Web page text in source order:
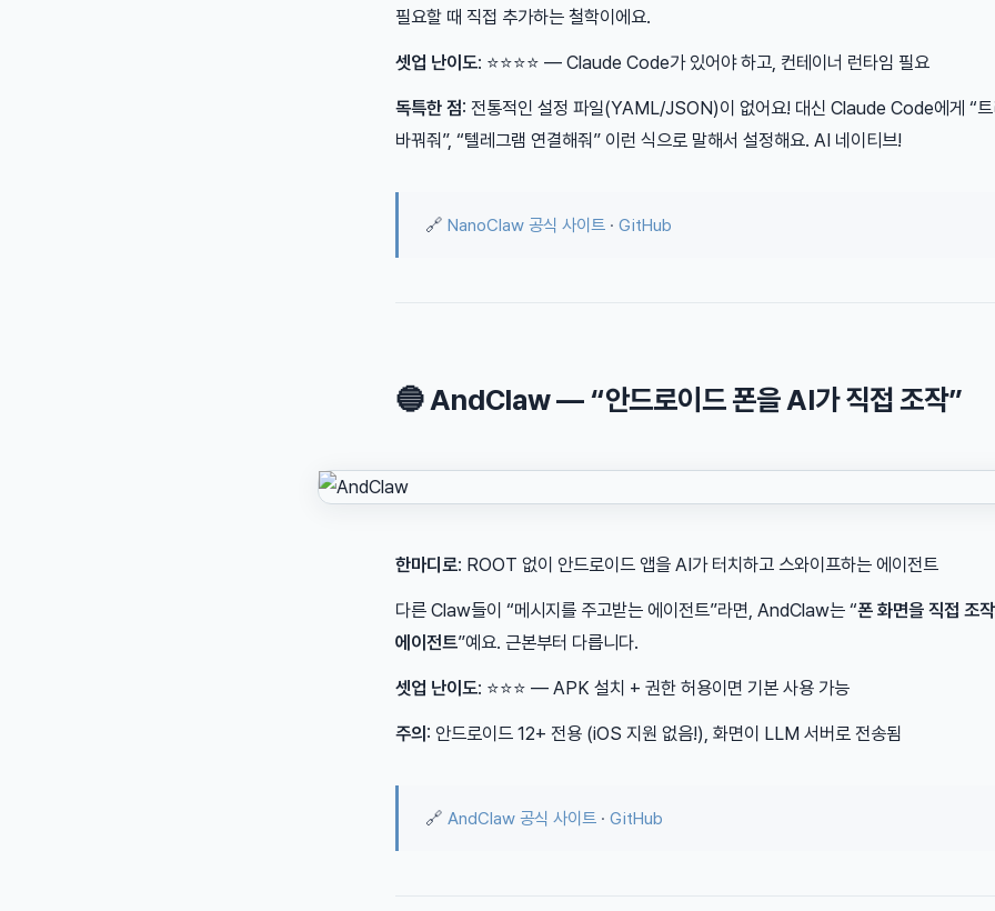
필요할 때 직접 추가하는 철학이에요.
셋업 난이도: ⭐⭐⭐⭐ — Claude Code가 있어야 하고, 컨테이너 런타임 필요
독특한 점: 전통적인 설정 파일(YAML/JSON)이 없어요! 대신 Claude Code에게 “트
바꿔줘”, “텔레그램 연결해줘” 이런 식으로 말해서 설정해요. AI 네이티브!
🔗 NanoClaw 공식 사이트 · GitHub
🔵 AndClaw — “안드로이드 폰을 AI가 직접 조작”
한마디로: ROOT 없이 안드로이드 앱을 AI가 터치하고 스와이프하는 에이전트
다른 Claw들이 “메시지를 주고받는 에이전트”라면, AndClaw는 “폰 화면을 직접 조
에이전트”예요. 근본부터 다릅니다.
셋업 난이도: ⭐⭐⭐ — APK 설치 + 권한 허용이면 기본 사용 가능
주의 : 안드로이드 12+ 전용 (iOS 지원 없음!), 화면이 LLM 서버로 전송됨
🔗 AndClaw 공식 사이트 · GitHub